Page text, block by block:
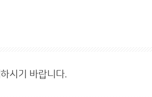
하시기 바랍니다.